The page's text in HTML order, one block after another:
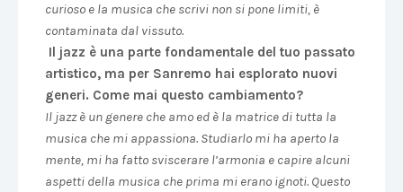
curioso e la musica che scrivi non si pone limiti, è
contaminata dal vissuto.
Il jazz è una parte fondamentale del tuo passato
artistico, ma per Sanremo hai esplorato nuovi
generi. Come mai questo cambiamento?
Il jazz è un genere che amo ed è la matrice di tutta la
musica che mi appassiona. Studiarlo mi ha aperto la
mente, mi ha fatto sviscerare l’armonia e capire alcuni
aspetti della musica che prima mi erano ignoti. Questo